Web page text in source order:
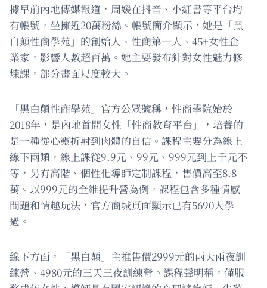
據早前內地傳媒報道，周媛在抖音、小紅書等平台均
有帳號，坐擁近20萬粉絲。帳號簡介顯示，她是「黑
白顛性商學苑」的創始人、性商第一人、45+女性企
業家，影響人數超百萬。她主要發布針對女性魅力修
煉課，部分畫面尺度較大。
「黑白顛性商學苑」官方公眾號稱，性商學院始於
2018年，是內地首間女性「性商教育平台」，培養的
是一種從心靈折射到肉體的自信。課程主要分為線上
線下兩類，線上課從9.9元、99元、999元到上千元不
等，另有高階、個性化導師定制課程，售價高至8.8
萬。以999元的全維提升營為例，課程包含多種情感
問題和情趣玩法，官方商城頁面顯示已有5690人學
過。
線下方面，「黑白顛」主推售價2999元的兩天兩夜訓
練營、4980元的三天三夜訓練營。課程聲明稱，僅服